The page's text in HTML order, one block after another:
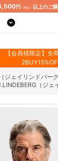
円 （税込） 以上のご
【会員様限定】全
ジェイリンドバーグ
（ジ